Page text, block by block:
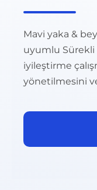
Mavi yaka &
uyumlu
iyileştirme
yönetilmesini